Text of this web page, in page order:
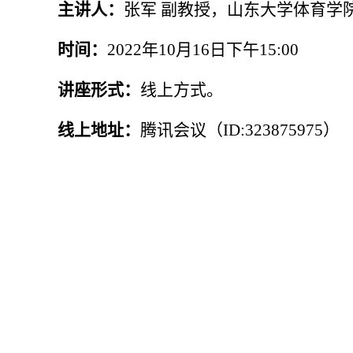
主讲人： 张军 副教授，山东大学体育学
时间： 2022年10月 16 日下午15:00
讲座形式： 线上方式。
线上地址： 腾讯会议（ID:323875975）